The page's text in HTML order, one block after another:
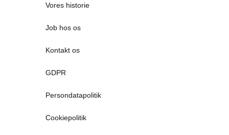
Vores historie
Job hos os
Kontakt os
GDPR
Persondatapolitik
Cookiepolitik